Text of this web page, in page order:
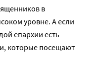
в
уровне. А если
епархии есть
которые посещают